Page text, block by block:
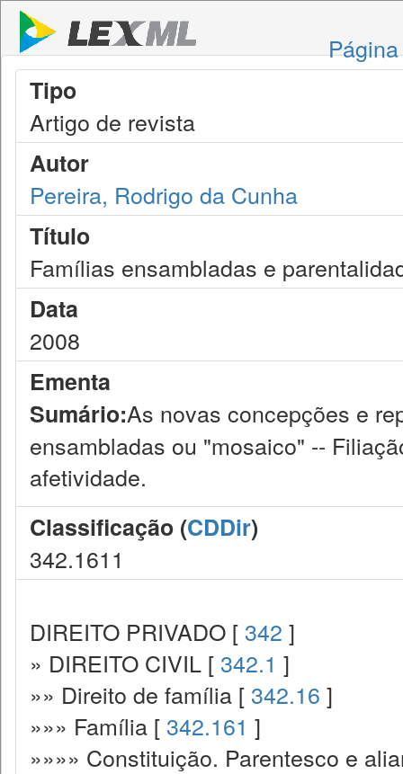
Tipo
Artigo de revista
Autor
Pereira, Rodrigo da Cunha
Título
Famílias ensambladas e
Data
2008
Ementa
Sumário:As novas concepções e
ensambladas ou "mosaico" --
afetividade.
Classificação (CDDir)
342.1611
DIREITO PRIVADO [ 342 ]
» DIREITO CIVIL [ 342.1 ]
»» Direito de família [ 342.16 ]
»»» Família [ 342.161 ]
»»»» Constituição. Parentesco e